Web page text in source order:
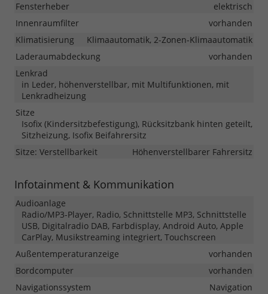
Fensterheber
elektrisch
Innenraumfilter
vorhanden
Klimatisierung
Klimaautomatik, 2-Zonen-Klimaautomatik
Laderaumabdeckung
vorhanden
Lenkrad
in Leder, höhenverstellbar, mit Multifunktionen, mit
Lenkradheizung
Sitze
Isofix (Kindersitzbefestigung), Rücksitzbank hinten geteilt,
Sitzheizung, Isofix Beifahrersitz
Sitze: Verstellbarkeit
Höhenverstellbarer Fahrersitz
Infotainment & Kommunikation
Audioanlage
Radio/MP3-Player, Radio, Schnittstelle MP3, Schnittstelle
USB, Digitalradio DAB, Farbdisplay, Android Auto, Apple
CarPlay, Musikstreaming integriert, Touchscreen
Außentemperaturanzeige
vorhanden
Bordcomputer
vorhanden
Navigationssystem
Navigation